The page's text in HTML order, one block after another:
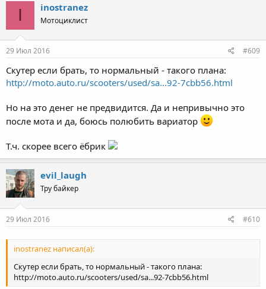
I inostranez
Мотоциклист
29 Июл 2016 #609
Скутер если брать, то нормальный - такого плана:
http://moto.auto.ru/scooters/used/sa...92-7cbb56.html
Но на это денег не предвидится. Да и непривычно это
после мота и да, боюсь полюбить вариатор
Т.ч. скорее всего ёбрик
evil_laugh
Тру байкер
29 Июл 2016 #610
inostranez написал(а):
Скутер если брать, то нормальный - такого плана:
http://moto.auto.ru/scooters/used/sa...92-7cbb56.html